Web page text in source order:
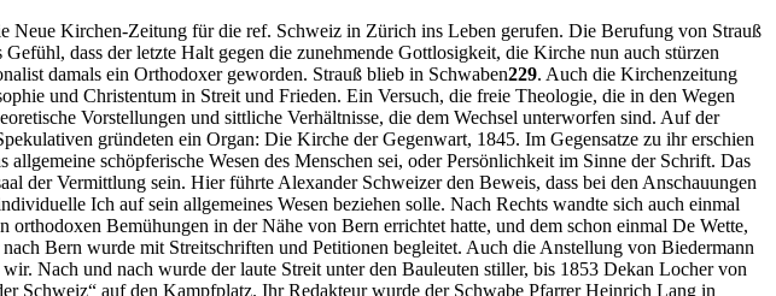
Kirchen-Zeitung für die ref. Schweiz in Zürich ins Leben gerufen. Die Berufung von Strauß
dass der letzte Halt gegen die zunehmende Gottlosigkeit, die Kirche nun auch stürzen
damals ein Orthodoxer geworden. Strauß blieb in Schwaben229. Auch die Kirchenzeitung
und Christentum in Streit und Frieden. Ein Versuch, die freie Theologie, die in den Wegen
Vorstellungen und sittliche Verhältnisse, die dem Wechsel unterworfen sind. Auf der
gründeten ein Organ: Die Kirche der Gegenwart, 1845. Im Gegensatze zu ihr erschien
schöpferische Wesen des Menschen sei, oder Persönlichkeit im Sinne der Schrift. Das
der Vermittlung sein. Hier führte Alexander Schweizer den Beweis, dass bei den Anschauungen
Ich auf sein allgemeines Wesen beziehen solle. Nach Rechts wandte sich auch einmal
Bemühungen in der Nähe von Bern errichtet hatte, und dem schon einmal De Wette,
Bern wurde mit Streitschriften und Petitionen begleitet. Auch die Anstellung von Biedermann
Nach und nach wurde der laute Streit unter den Bauleuten stiller, bis 1853 Dekan Locher von
Schweiz“ auf den Kampfplatz. Ihr Redakteur wurde der Schwabe Pfarrer Heinrich Lang in